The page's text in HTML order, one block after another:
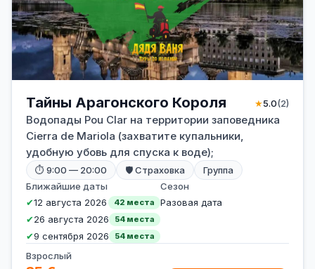
Тайны Арагонского Короля ★5.0(2)
Водопады Pou Clar на территории заповедника
Cierra de Mariola (захватите купальники,
удобную убовь для спуска к воде);
⏱ 9:00 — 20:00 🛡 Страховка
Группа
Ближайшие даты
✔12 августа 2026 42 места
✔26 августа 2026 54 места
✔9 сентября 2026 54 места
Сезон
Разовая дата
Взрослый